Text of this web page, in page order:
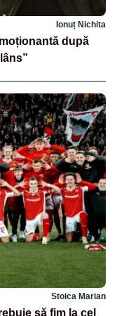
Ionuț Nichita
după
Stoica Marian
să fim la cel